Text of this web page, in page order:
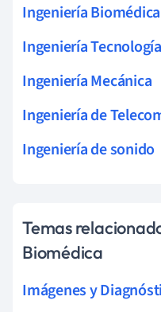
Ingeniería Biomédica
Ingeniería
Ingeniería Mecánica
Ingeniería de
Ingeniería de sonido
Temas
Biomédica
Imágenes y